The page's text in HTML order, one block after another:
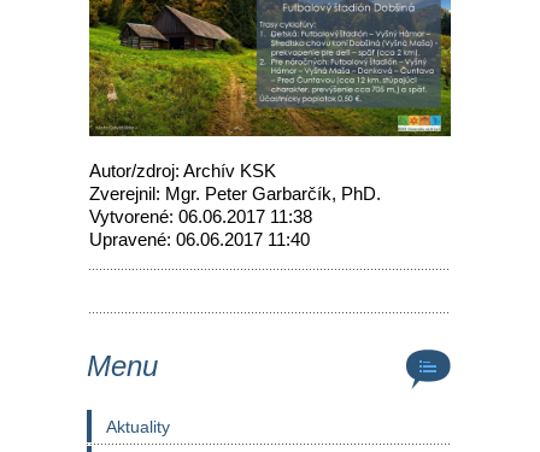
Autor/zdroj: Archív KSK
Zverejnil: Mgr. Peter Garbarčík, PhD.
Vytvorené: 06.06.2017 11:38
Upravené: 06.06.2017 11:40
Menu
Aktuality